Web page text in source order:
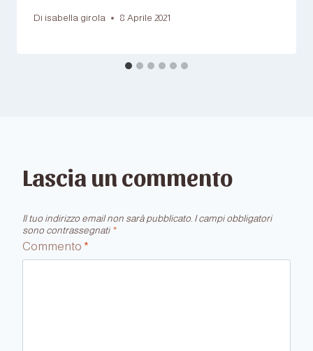
Di isabella girola 8 Aprile 2021
Lascia un commento
Il tuo indirizzo email non sarà pubblicato. I campi obbligatori
sono contrassegnati *
Commento *